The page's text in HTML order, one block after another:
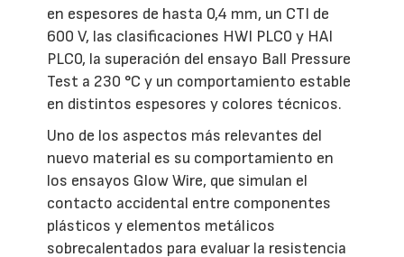
en espesores de hasta 0,4 mm, un CTI de
600 V, las clasificaciones HWI PLC0 y HAI
PLC0, la superación del ensayo Ball Pressure
Test a 230 °C y un comportamiento estable
en distintos espesores y colores técnicos.
Uno de los aspectos más relevantes del
nuevo material es su comportamiento en
los ensayos Glow Wire, que simulan el
contacto accidental entre componentes
plásticos y elementos metálicos
sobrecalentados para evaluar la resistencia